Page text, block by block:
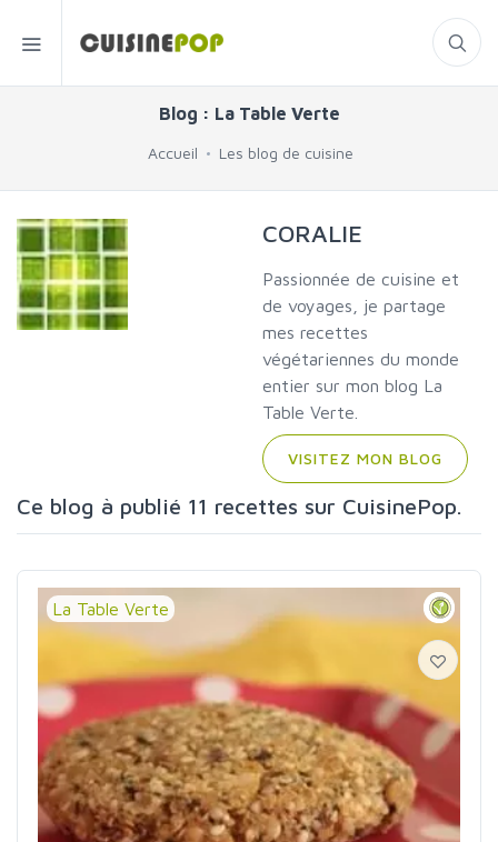
Blog : La Table Verte
Accueil Les blog de cuisine
CORALIE
Passionnée de cuisine et
de voyages, je partage
mes recettes
végétariennes du monde
entier sur mon blog La
Table Verte.
VISITEZ MON BLOG
Ce blog à publié 11 recettes sur CuisinePop.
La Table Verte